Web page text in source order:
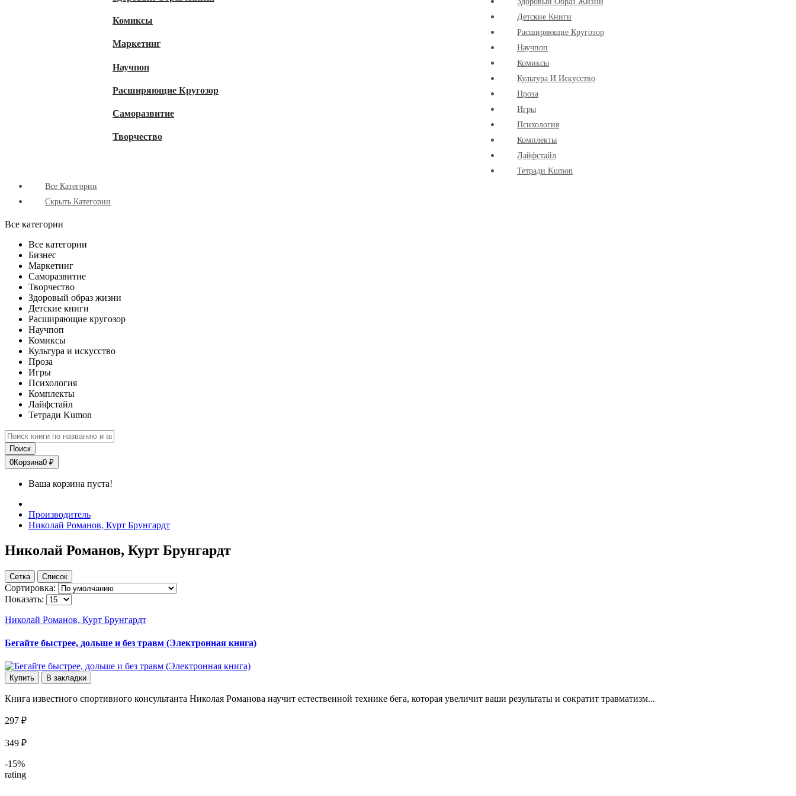
Комиксы
Маркетинг
Научпоп
Расширяющие Кругозор
Cаморазвитие
Творчество
Детские Книги
Расширяющие Кругозор
Научпоп
Комиксы
Культура И Искусство
Проза
Игры
Психология
Комплекты
Лайфстайл
Тетради Kumon
Все Категории
Скрыть Категории
Все категории
Все категории
Бизнес
Маркетинг
Саморазвитие
Творчество
Здоровый образ жизни
Детские книги
Расширяющие кругозор
Научпоп
Комиксы
Культура и искусство
Проза
Игры
Психология
Комплекты
Лайфстайл
Тетради Kumon
Поиск
0Корзина0 ₽
Ваша корзина пуста!
Производитель
Николай Романов, Курт Брунгардт
Николай Романов, Курт Брунгардт
Сетка Список
Сортировка:
Показать:
Николай Романов, Курт Брунгардт
Бегайте быстрее, дольше и без травм (Электронная книга)
Купить В закладки
Книга известного спортивного консультанта Николая Романова научит естественной технике бега, которая увеличит ваши результаты и сократит травматизм...
297 ₽
349 ₽
-15%
rating